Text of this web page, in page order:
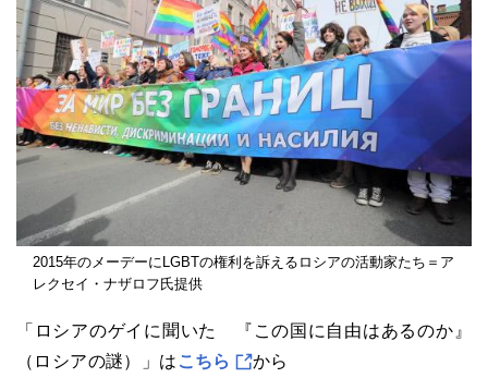
2015年のメーデーにLGBTの権利を訴えるロシアの活動家たち＝ア
レクセイ・ナザロフ氏提供
「ロシアのゲイに聞いた 『この国に自由はあるのか』
（ロシアの謎）」は こちら から